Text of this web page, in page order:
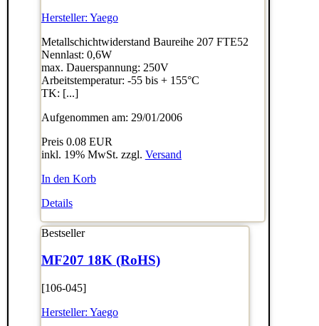
Hersteller: Yaego
Metallschichtwiderstand Baureihe 207 FTE52
Nennlast: 0,6W
max. Dauerspannung: 250V
Arbeitstemperatur: -55 bis + 155°C
TK: [...]
Aufgenommen am: 29/01/2006
Preis 0.08 EUR
inkl. 19% MwSt. zzgl. Versand
In den Korb
Details
Bestseller
MF207 18K (RoHS)
[106-045]
Hersteller: Yaego